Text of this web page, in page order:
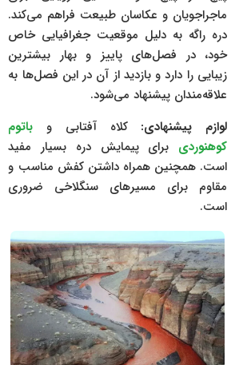
ماجراجویان و عکاسان طبیعت فراهم می‌کند.
دره راگه به دلیل موقعیت جغرافیایی خاص
خود، در فصل‌های پاییز و بهار بیشترین
زیبایی را دارد و بازدید از آن در این فصل‌ها به
علاقه‌مندان پیشنهاد می‌شود.
لوازم پیشنهادی: کلاه آفتابی و باتوم
کوهنوردی برای پیمایش دره بسیار مفید
است. همچنین همراه داشتن کفش مناسب و
مقاوم برای مسیرهای سنگلاخی ضروری
است.